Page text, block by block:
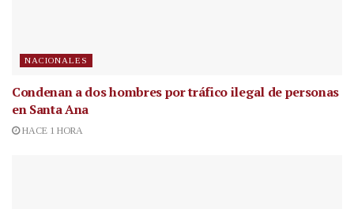
NACIONALES
Condenan a dos hombres por tráfico ilegal de personas
en Santa Ana
HACE 1 HORA